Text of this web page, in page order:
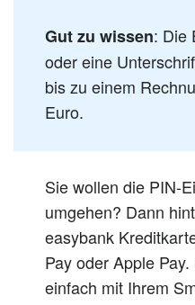
Gut zu wissen: Die
oder eine
bis zu einem
Euro.
Sie wollen die PIN-
umgehen? Dann
easybank
Pay oder Apple
einfach mit Ihrem